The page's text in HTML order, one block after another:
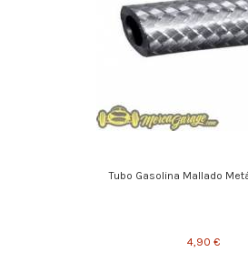
Tubo Gasolina Mallado
4,90 €